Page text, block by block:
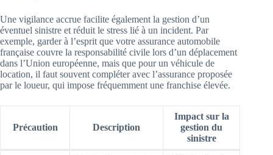
Une vigilance accrue facilite également la gestion d’un
éventuel sinistre et réduit le stress lié à un incident. Par
exemple, garder à l’esprit que votre assurance automobile
française couvre la responsabilité civile lors d’un déplacement
dans l’Union européenne, mais que pour un véhicule de
location, il faut souvent compléter avec l’assurance proposée
par le loueur, qui impose fréquemment une franchise élevée.
Précaution Description
Impact sur la
gestion du
sinistre